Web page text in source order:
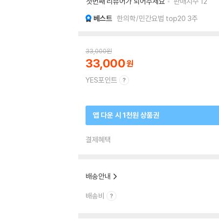
베스트 한의학/민간요법 top20 3주
33,000원
33,000
YES포인트
앱 다운 시 1천원 상품권
결제혜택
배송안내
배송비